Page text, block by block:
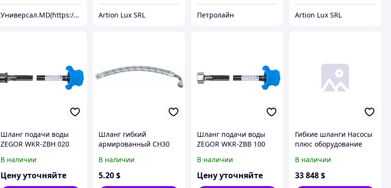
Универсал.MD(https://universal.prom.md/) Artion Lux SRL Петролайн Artion Lux SRL
Шланг подачи воды
ZEGOR WKR-ZBH 020
В наличии
Цену уточняйте
Шланг гибкий
армированный СН30
В наличии
5.20$
Шланг подачи воды
ZEGOR WKR-ZBB 100
В наличии
Цену уточняйте
Гибкие шланги Насосы
плюс оборудование
В наличии
33 848$